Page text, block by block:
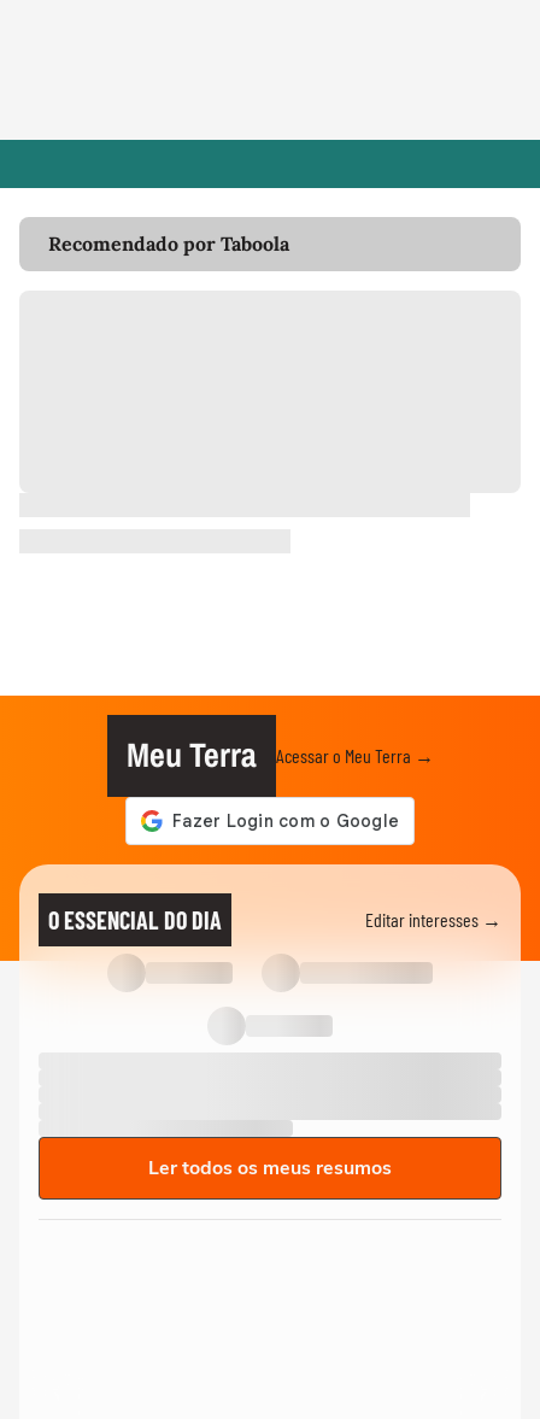
Recomendado por Taboola
Meu Terra Acessar o Meu Terra →
O ESSENCIAL DO DIA Editar interesses →
Ler todos os meus resumos